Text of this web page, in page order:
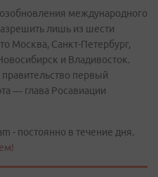
международного
лишь из шести
Москва, Санкт-Петербург,
и Владивосток.
первый
— глава Росавиации
- постоянно в течение дня.